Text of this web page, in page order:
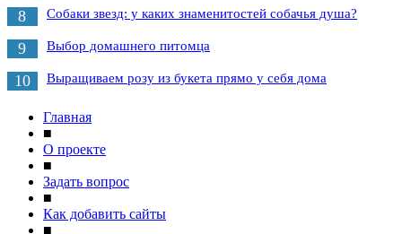
8 Собаки звезд: у каких знаменитостей собачья душа?
9 Выбор домашнего питомца
10 Выращиваем розу из букета прямо у себя дома
Главная
■
О проекте
■
Задать вопрос
■
Как добавить сайты
■